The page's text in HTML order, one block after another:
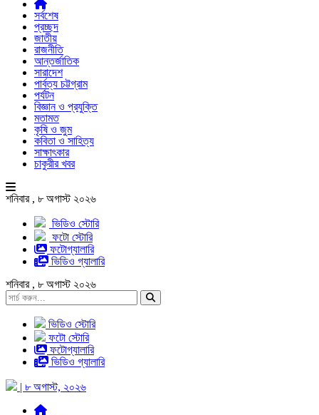
সর্বশেষ
প্রচ্ছদ
জাতীয়
রাজনীতি
আন্তর্জাতিক
সারাদেশ
পার্বত্য চট্টগ্রাম
পর্যটন
বিজ্ঞান ও প্রযুক্তি
মতামত
কৃষি ও জুম
কবিতা ও সাহিত্য
সাক্ষাৎকার
চাকুরীর খবর
শনিবার , ৮ অগাস্ট ২০২৬
ভিডিও স্টোরি
ফটো স্টোরি
ফটোগ্যালারি
ভিডিও গ্যালারি
শনিবার , ৮ অগাস্ট ২০২৬
ভিডিও স্টোরি
ফটো স্টোরি
ফটোগ্যালারি
ভিডিও গ্যালারি
| ৮ অগাস্ট, ২০২৬